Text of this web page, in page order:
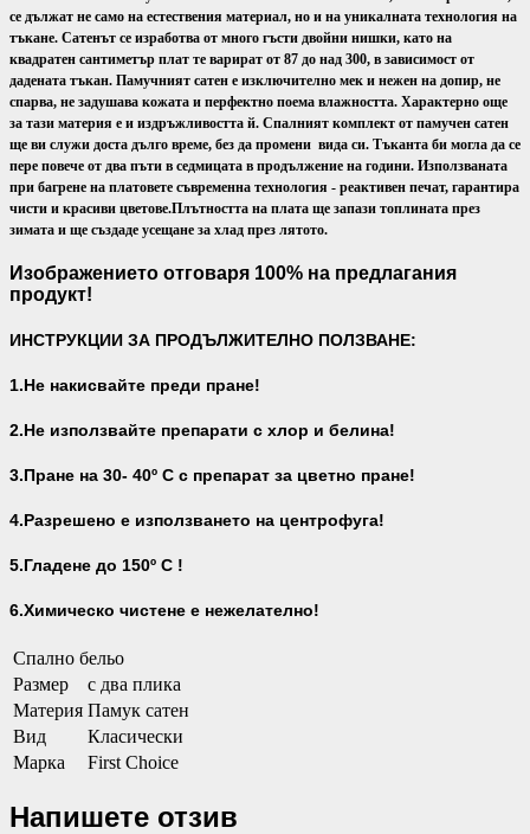
се дължат не само на естествения материал, но и на уникалната технология на
тъкане. Сатенът се изработва от много гъсти двойни нишки, като на
квадратен сантиметър плат те варират от 87 до над 300, в зависимост от
дадената тъкан. Памучният сатен е изключително мек и нежен на допир, не
спарва, не задушава кожата и перфектно поема влажността. Характерно още
за тази материя е и издръжливостта й. Спалният комплект от памучен сатен
ще ви служи доста дълго време, без да промени вида си. Тъканта би могла да се
пере повече от два пъти в седмицата в продължение на години. Използваната
при багрене на платовете съвременна технология - реактивен печат, гарантира
чисти и красиви цветове.Плътността на плата ще запази топлината през
зимата и ще създаде усещане за хлад през лятото.
Изображението отговаря 100% на предлагания
продукт!
ИНСТРУКЦИИ ЗА ПРОДЪЛЖИТЕЛНО ПОЛЗВАНЕ:
1.Не накисвайте преди пране!
2.Не използвайте препарати с хлор и белина!
3.Пране на 30- 40º С с препарат за цветно пране!
4.Разрешено е използването на центрофуга!
5.Гладене до 150º С !
6.Химическо чистене е нежелателно!
Спално бельо
Размер
с два плика
Материя Памук сатен
Вид
Класически
Марка
First Choice
Напишете отзив